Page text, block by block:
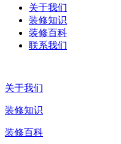
关于我们
装修知识
装修百科
联系我们
关于我们
装修知识
装修百科